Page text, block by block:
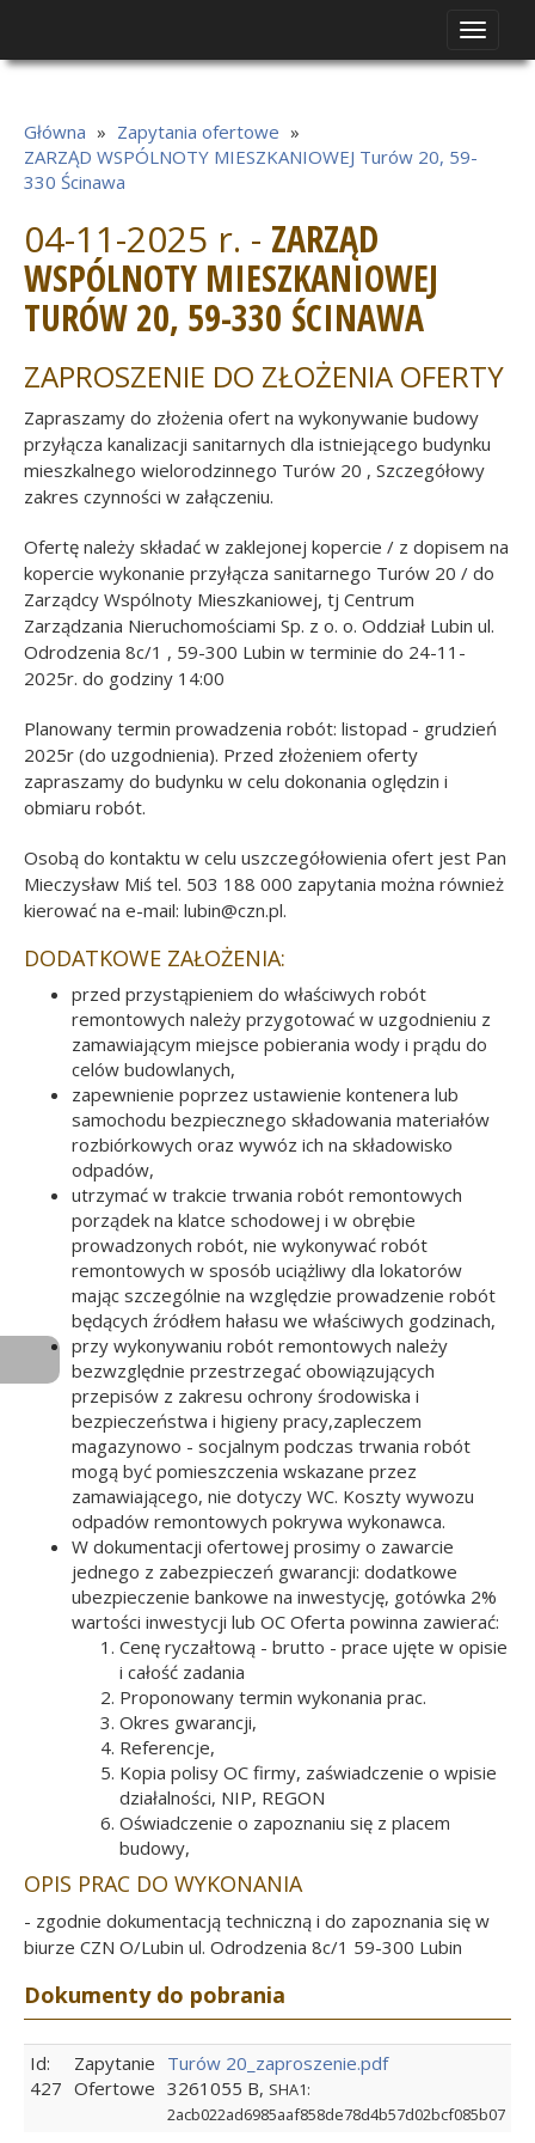
Toggle
Toggle
Główna » Zapytania ofertowe »
ZARZĄD WSPÓLNOTY MIESZKANIOWEJ Turów 20, 59-
330 Ścinawa
04-11-2025 r. - ZARZĄD
WSPÓLNOTY MIESZKANIOWEJ
TURÓW 20, 59-330 ŚCINAWA
ZAPROSZENIE DO ZŁOŻENIA OFERTY
Zapraszamy do złożenia ofert na wykonywanie budowy
przyłącza kanalizacji sanitarnych dla istniejącego budynku
mieszkalnego wielorodzinnego Turów 20 , Szczegółowy
zakres czynności w załączeniu.
Ofertę należy składać w zaklejonej kopercie / z dopisem na
kopercie wykonanie przyłącza sanitarnego Turów 20 / do
Zarządcy Wspólnoty Mieszkaniowej, tj Centrum
Zarządzania Nieruchomościami Sp. z o. o. Oddział Lubin ul.
Odrodzenia 8c/1 , 59-300 Lubin w terminie do 24-11-
2025r. do godziny 14:00
Planowany termin prowadzenia robót: listopad - grudzień
2025r (do uzgodnienia). Przed złożeniem oferty
zapraszamy do budynku w celu dokonania oględzin i
obmiaru robót.
Osobą do kontaktu w celu uszczegółowienia ofert jest Pan
Mieczysław Miś tel. 503 188 000 zapytania można również
kierować na e-mail: lubin@czn.pl.
DODATKOWE ZAŁOŻENIA:
przed przystąpieniem do właściwych robót
remontowych należy przygotować w uzgodnieniu z
zamawiającym miejsce pobierania wody i prądu do
celów budowlanych,
zapewnienie poprzez ustawienie kontenera lub
samochodu bezpiecznego składowania materiałów
rozbiórkowych oraz wywóz ich na składowisko
odpadów,
utrzymać w trakcie trwania robót remontowych
porządek na klatce schodowej i w obrębie
prowadzonych robót, nie wykonywać robót
remontowych w sposób uciążliwy dla lokatorów
mając szczególnie na względzie prowadzenie robót
będących źródłem hałasu we właściwych godzinach,
przy wykonywaniu robót remontowych należy
bezwzględnie przestrzegać obowiązujących
przepisów z zakresu ochrony środowiska i
bezpieczeństwa i higieny pracy,zapleczem
magazynowo - socjalnym podczas trwania robót
mogą być pomieszczenia wskazane przez
zamawiającego, nie dotyczy WC. Koszty wywozu
odpadów remontowych pokrywa wykonawca.
W dokumentacji ofertowej prosimy o zawarcie
jednego z zabezpieczeń gwarancji: dodatkowe
ubezpieczenie bankowe na inwestycję, gotówka 2%
wartości inwestycji lub OC Oferta powinna zawierać:
Cenę ryczałtową - brutto - prace ujęte w opisie
i całość zadania
Proponowany termin wykonania prac.
Okres gwarancji,
Referencje,
Kopia polisy OC firmy, zaświadczenie o wpisie
działalności, NIP, REGON
Oświadczenie o zapoznaniu się z placem
budowy,
OPIS PRAC DO WYKONANIA
- zgodnie dokumentacją techniczną i do zapoznania się w
biurze CZN O/Lubin ul. Odrodzenia 8c/1 59-300 Lubin
Dokumenty do pobrania
Id:
427
Zapytanie
Ofertowe
Turów 20_zaproszenie.pdf
3261055 B, SHA1:
2acb022ad6985aaf858de78d4b57d02bcf085b07